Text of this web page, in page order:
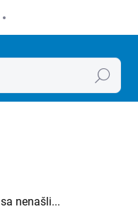
Hľadať
sa nenašli...